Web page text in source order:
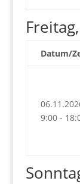
Datum/
9:00 -